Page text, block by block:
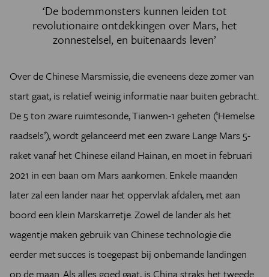
‘De bodemmonsters kunnen leiden tot
revolutionaire ontdekkingen over Mars, het
zonnestelsel, en buitenaards leven’
Over de Chinese Marsmissie, die eveneens deze zomer van
start gaat, is relatief weinig informatie naar buiten gebracht.
De 5 ton zware ruimtesonde, Tianwen-1 geheten (‘Hemelse
raadsels’), wordt gelanceerd met een zware Lange Mars 5-
raket vanaf het Chinese eiland Hainan, en moet in februari
2021 in een baan om Mars aankomen. Enkele maanden
later zal een lander naar het oppervlak afdalen, met aan
boord een klein Marskarretje. Zowel de lander als het
wagentje maken gebruik van Chinese technologie die
eerder met succes is toegepast bij onbemande landingen
op de maan. Als alles goed gaat, is China straks het tweede